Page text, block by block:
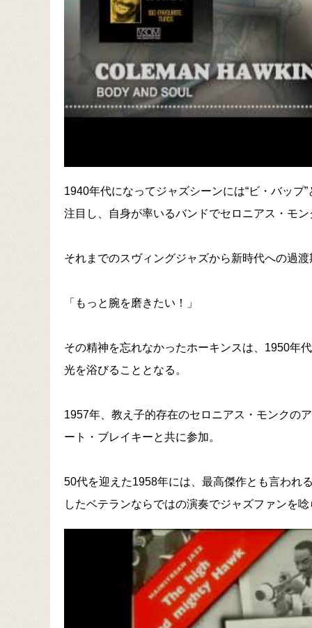
1940年代になってジャズシーンには“ビ・バップ
注目し、自身が率いるバンドでセロニアス・モ
それまでのスヴィングジャズから新時代への過
「もっと腕を磨きたい！」
その精神を忘れなかったホーキンスは、1950年
光を浴びることとなる。
1957年、教え子的存在のセロニアス・モンクの
ート・ブレイキーと共に参加。
50代を迎えた1958年には、最高傑作とも言われ
したベテランならではの演奏でジャズファンを唸